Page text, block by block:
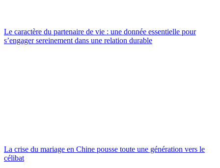
Le caractère du partenaire de vie : une donnée essentielle pour
s’engager sereinement dans une relation durable
La crise du mariage en Chine pousse toute une génération vers le
célibat